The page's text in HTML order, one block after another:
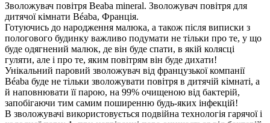
Зволожувач повітря Beaba mineral. Зволожувач повітря для
дитячої кімнати Béaba, Франція.
Готуючись до народження малюка, а також після виписки з
пологового будинку важливо подумати не тільки про те, у що
буде одягнений малюк, де він буде спати, в якій колясці
гуляти, але і про те, яким повітрям він буде дихати!
Унікальний паровий зволожувач від французької компанії
Béaba буде не тільки зволожувати повітря в дитячій кімнаті, а
й наповнювати її парою, на 99% очищеною від бактерій,
запобігаючи тим самим поширенню будь-яких інфекцій!
В зволожувачі використовується подвійна технологія гарячої і